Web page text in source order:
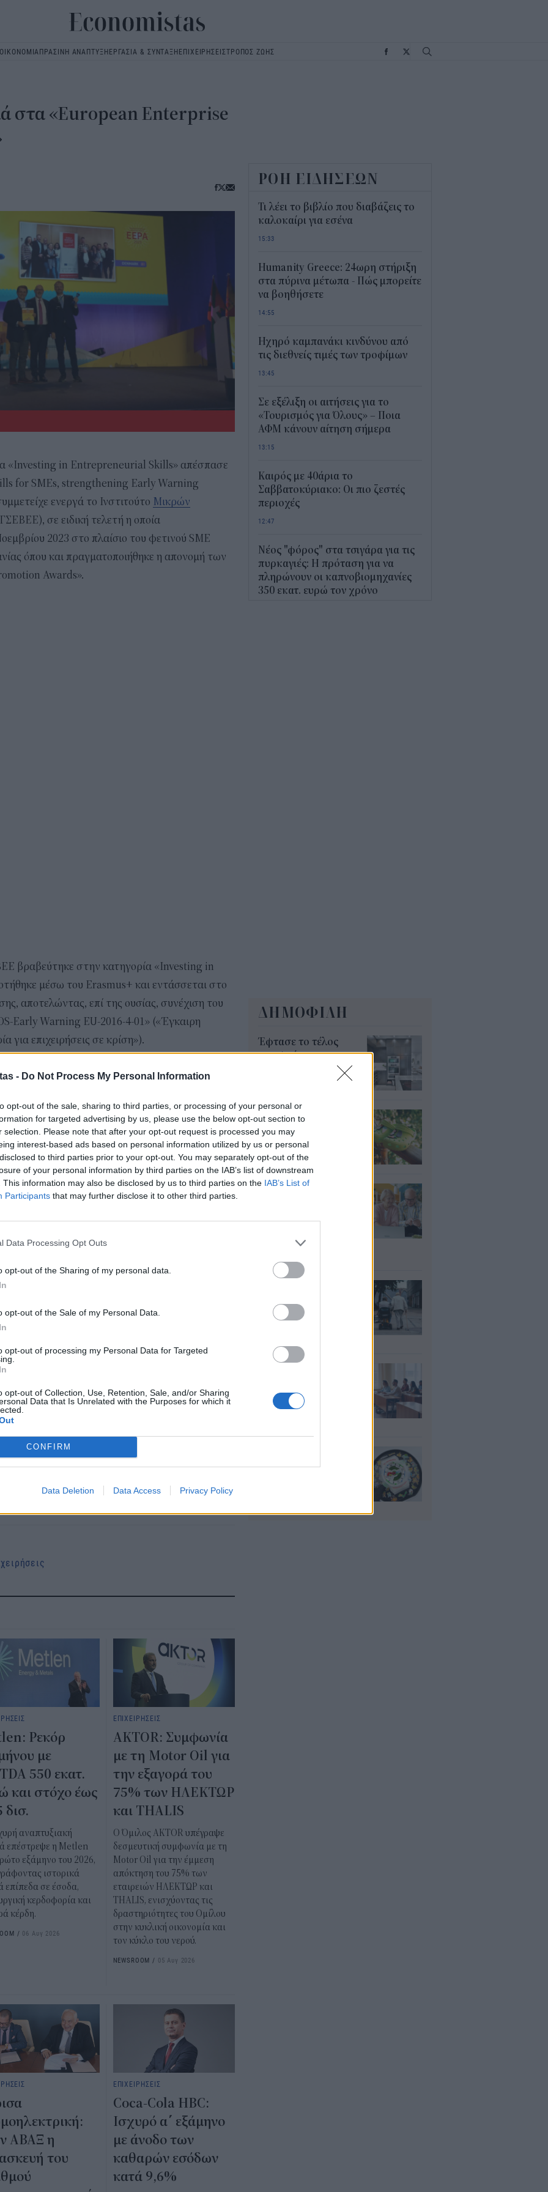
- Do Not Process My Personal Information
opt-out of the sale, sharing to third parties, or processing of your personal or
for targeted advertising by us, please use the below opt-out section to
selection. Please note that after your opt-out request is processed you may
interest-based ads based on personal information utilized by us or personal
to third parties prior to your opt-out. You may separately opt-out of the
of your personal information by third parties on the IAB’s list of downstream
This information may also be disclosed by us to third parties on the IAB’s List of
Participants that may further disclose it to other third parties.
Data Processing Opt Outs
opt-out of the Sharing of my personal data.
opt-out of the Sale of my Personal Data.
opt-out of processing my Personal Data for Targeted
opt-out of Collection, Use, Retention, Sale, and/or Sharing
Data that Is Unrelated with the Purposes for which it
CONFIRM
Data Deletion Data Access Privacy Policy
ΟΙΚΟΝΟΜΙΑΠΡΑΣΙΝΗ ΑΝΑΠΤΥΞΗΕΡΓΑΣΙΑ & ΣΥΝΤΑΞΗΕΠΙΧΕΙΡΗΣΕΙΣΤΡΟΠΟΣ ΖΩΗΣ
στα «European Enterprise
«Investing in Entrepreneurial Skills» απέσπασε
for SMEs, strengthening Early Warning
ενεργά το Ινστιτούτο Μικρών
σε ειδική τελετή η οποία
2023 στο πλαίσιο του φετινού SME
όπου και πραγματοποιήθηκε η απονομή των
Awards».
βραβεύτηκε στην κατηγορία «Investing in
μέσω του Erasmus+ και εντάσσεται στο
αποτελώντας, επί της ουσίας, συνέχιση του
Early Warning EU-2016-4-01» («Έγκαιρη
για επιχειρήσεις σε κρίση»).
η αποτύπωση και διερεύνηση της έννοιας
μπροστά σε επερχόμενους κινδύνους που
η διάγνωση εκπαιδευτικών αναγκών και
προγράμματος που θα απευθύνεται σε
επιχειρηματίες αναφορικά με την
έγκαιρη διάγνωση του επιχειρηματικού
αποφυγής του ή μετριασμού των
ο πρόεδρος του Ινστιτούτου Μικρών
κ. Γιώργος Καββαθάς και ο κ. Ηλίας
του Ινστιτούτου.
και μάθετε πρώτοι όλες τις ειδήσεις
Ρεκόρ
με
550 εκατ.
και στόχο έως
δισ.
αναπτυξιακή
επέστρεψε η Metlen
εξάμηνο του 2026,
ιστορικά
επίπεδα σε έσοδα,
κερδοφορία και
κέρδη.
/ 06 Αυγ 2026
ΕΠΙΧΕΙΡΗΣΕΙΣ
AKTOR: Συμφωνία
με τη Motor Oil για
την εξαγορά του
75% των ΗΛΕΚΤΩΡ
και THALIS
Ο Όμιλος AKTOR υπέγραψε
δεσμευτική συμφωνία με τη
Motor Oil για την έμμεση
απόκτηση του 75% των
εταιρειών ΗΛΕΚΤΩΡ και
THALIS, ενισχύοντας τις
δραστηριότητες του Ομίλου
στην κυκλική οικονομία και
τον κύκλο του νερού.
NEWSROOM / 05 Αυγ 2026
ΑΒΑΞ η
του
ΕΠΙΧΕΙΡΗΣΕΙΣ
Coca-Cola HBC:
Ισχυρό α΄ εξάμηνο
με άνοδο των
καθαρών εσόδων
κατά 9,6%
ΡΟΗ ΕΙΔΗΣΕΩΝ
Τι λέει το βιβλίο που διαβάζεις το
καλοκαίρι για εσένα
15:33
Humanity Greece: 24ωρη στήριξη
στα πύρινα μέτωπα - Πώς μπορείτε
να βοηθήσετε
14:55
Ηχηρό καμπανάκι κινδύνου από
τις διεθνείς τιμές των τροφίμων
13:45
Σε εξέλιξη οι αιτήσεις για το
«Τουρισμός για Όλους» – Ποια
ΑΦΜ κάνουν αίτηση σήμερα
13:15
Καιρός με 40άρια το
Σαββατοκύριακο: Οι πιο ζεστές
περιοχές
12:47
Νέος "φόρος" στα τσιγάρα για τις
πυρκαγιές: Η πρόταση για να
πληρώνουν οι καπνοβιομηχανίες
350 εκατ. ευρώ τον χρόνο
ΔΗΜΟΦΙΛΗ
Έφτασε το τέλος
των φούρνων
Γιατί δεν πρέπει να
φοράτε crocs χωρίς
κάλτσα
06 Αυγ 2026
πρέπει να ελέγξουν
προσαύξηση έως 846
αιτήσεις για 5.017
μόνιμους διορισμούς
SHOCK Pokémon για